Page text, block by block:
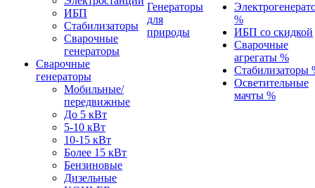
ИБП
Стабилизаторы
Сварочные
генераторы
Сварочные
генераторы
Мобильные/
передвижные
До 5 кВт
5-10 кВт
10-15 кВт
Более 15 кВт
Бензиновые
Дизельные
Генераторы
для
природы
%
ИБП со скидкой
Сварочные
агрегаты %
Стабилизаторы
Осветительные
мачты %